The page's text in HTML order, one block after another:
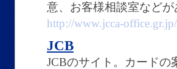
意、お客様相談室などが
http://www.jcca-office.gr.jp/
JCB
JCBのサイト。カード